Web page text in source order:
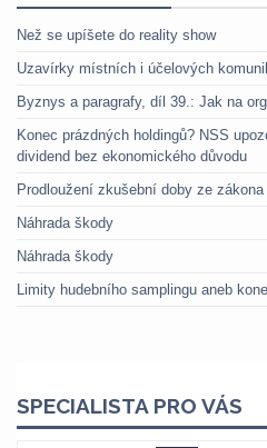
Než se upíšete do reality show
Uzavírky místních i účelových
Byznys a paragrafy, díl 39.: Jak na
Konec prázdných holdingů? NSS
dividend bez ekonomického důvodu
Prodloužení zkušební doby ze
Náhrada škody
Náhrada škody
Limity hudebního samplingu aneb